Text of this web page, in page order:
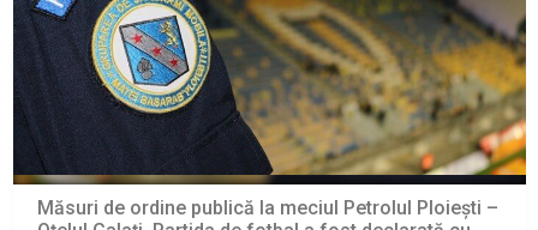
Măsuri de ordine publică la meciul Petrolul Ploiești –